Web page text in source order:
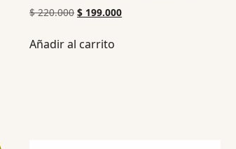
$220.000 $ 199.000
Añadir al carrito